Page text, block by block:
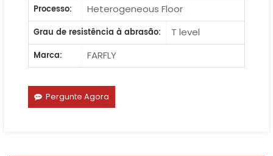
Processo:
Heterogeneous Floor
Grau de resistência à abrasão:
T level
Marca:
FARFLY
Pergunte Agora